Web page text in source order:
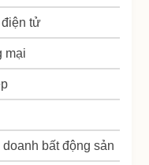
tử
mại
bất động sản